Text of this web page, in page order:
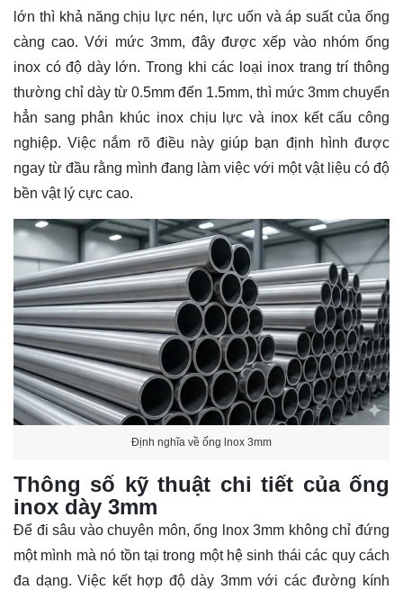
lớn thì khả năng chịu lực nén, lực uốn và áp suất của ống
càng cao. Với mức 3mm, đây được xếp vào nhóm ống
inox có độ dày lớn. Trong khi các loại inox trang trí thông
thường chỉ dày từ 0.5mm đến 1.5mm, thì mức 3mm chuyển
hẳn sang phân khúc inox chịu lực và inox kết cấu công
nghiệp. Việc nắm rõ điều này giúp bạn định hình được
ngay từ đầu rằng mình đang làm việc với một vật liệu có độ
bền vật lý cực cao.
Định nghĩa về ống lnox 3mm
Thông số kỹ thuật chi tiết của ống
inox dày 3mm
Để đi sâu vào chuyên môn,ống lnox 3mm không chỉ đứng
một mình mà nó tồn tại trong một hệ sinh thái các quy cách
đa dạng. Việc kết hợp độ dày 3mm với các đường kính